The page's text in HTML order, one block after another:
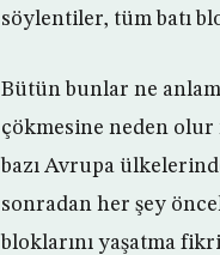
söylentiler, tüm batı
Bütün bunlar ne
çökmesine neden olur
bazı Avrupa
sonradan her şey
bloklarını yaşatma